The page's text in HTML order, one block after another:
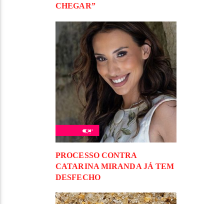
CHEGAR”
PROCESSO CONTRA
CATARINA MIRANDA JÁ TEM
DESFECHO